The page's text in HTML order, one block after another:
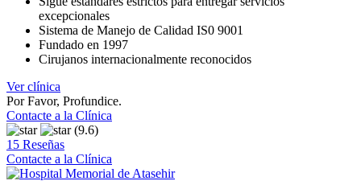
excepcionales
Sistema de Manejo de Calidad IS0 9001
Fundado en 1997
Cirujanos internacionalmente reconocidos
Ver clínica
Por Favor, Profundice.
Contacte a la Clínica
(9.6)
15 Reseñas
Contacte a la Clínica